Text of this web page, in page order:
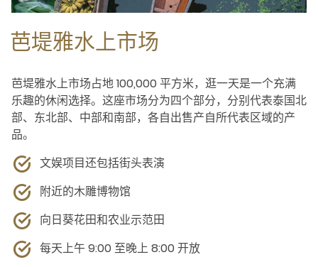
芭堤雅水上市场
芭堤雅水上市场占地 100,000 平方米，逛一天是一个充满
乐趣的休闲选择。这座市场分为四个部分，分别代表泰国北
部、东北部、中部和南部，各自出售产自所代表区域的产
品。
文娱项目还包括街头表演
附近的木雕博物馆
向日葵花田和农业示范田
每天上午 9:00 至晚上 8:00 开放